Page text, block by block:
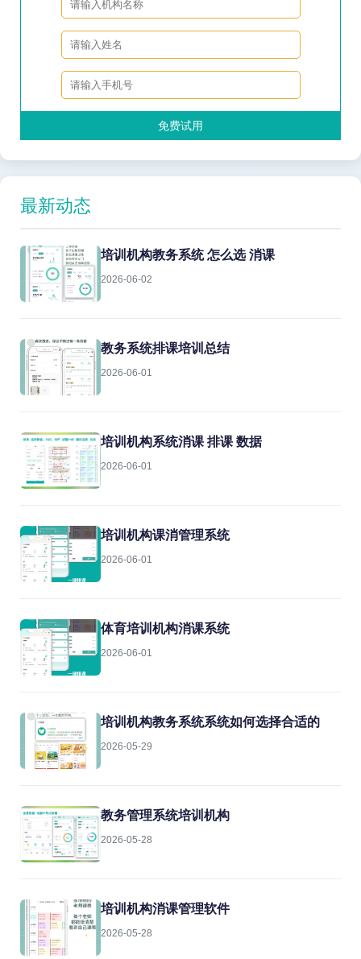
免费试用
最新动态
培训机构教务系统 怎么选 消课
2026-06-02
教务系统排课培训总结
2026-06-01
培训机构系统消课 排课 数据
2026-06-01
培训机构课消管理系统
2026-06-01
体育培训机构消课系统
2026-06-01
培训机构教务系统系统如何选择合适的
2026-05-29
教务管理系统培训机构
2026-05-28
培训机构消课管理软件
2026-05-28